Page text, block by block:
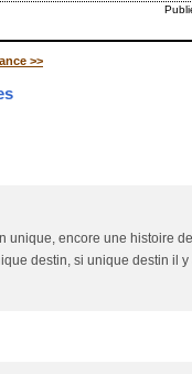
>>
unique, encore une histoire
destin, si unique destin il